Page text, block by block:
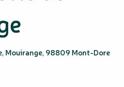
Mouirange, 98809 Mont-Dore